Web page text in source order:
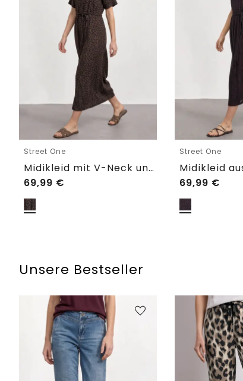
Street One
Midikleid mit V-Neck und Leo-Print
69,99 €
Street One
69,99 €
Unsere Bestseller